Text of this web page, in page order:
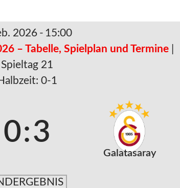
2026 - 15:00
– Tabelle, Spielplan und Termine
Spieltag 21
0-1
0:3
Galatasaray